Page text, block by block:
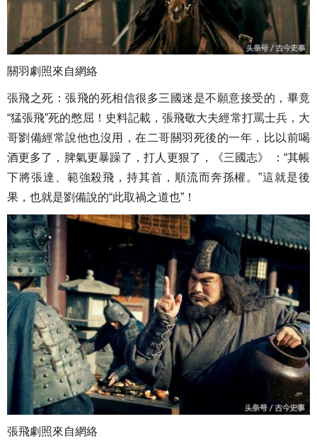
關羽劇照來自網絡
張飛之死：張飛的死相信很多三國迷是不願意接受的，畢竟
“猛張飛”死的憋屈！史料記載，張飛敬大夫經常打罵士兵，大
哥劉備經常說他也沒用，在二哥關羽死後的一年，比以前喝
酒更多了，脾氣更暴躁了，打人更狠了，《三國志》 ：“其帳
下將張達、範強殺飛，持其首，順流而奔孫權。”這就是後
果，也就是劉備說的“此取禍之道也”！
張飛劇照來自網絡